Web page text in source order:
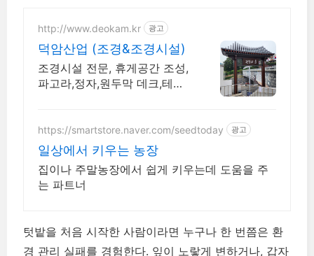
http://www.deokam.kr 광고
덕암산업 (조경&조경시설)
조경시설 전문, 휴게공간 조성,
파고라,정자,원두막 데크,테이
https://smartstore.naver.com/seedtoday 광고
일상에서 키우는 농장
집이나 주말농장에서 쉽게 키우는데 도움을 주
는 파트너
텃밭을 처음 시작한 사람이라면 누구나 한 번쯤은 환
경 관리 실패를 경험한다. 잎이 노랗게 변하거나, 갑자